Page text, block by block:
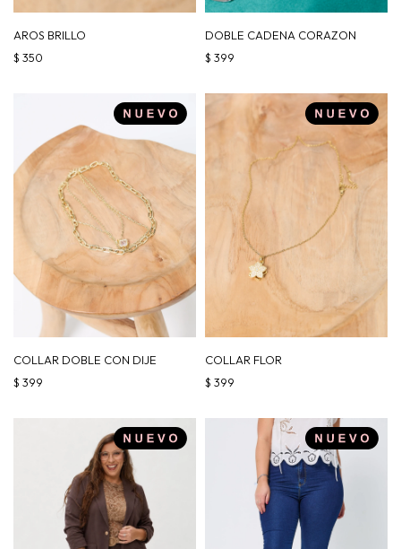
AROS BRILLO
$ 350
DOBLE CADENA CORAZON
$ 399
COLLAR DOBLE CON DIJE
$ 399
COLLAR FLOR
$ 399